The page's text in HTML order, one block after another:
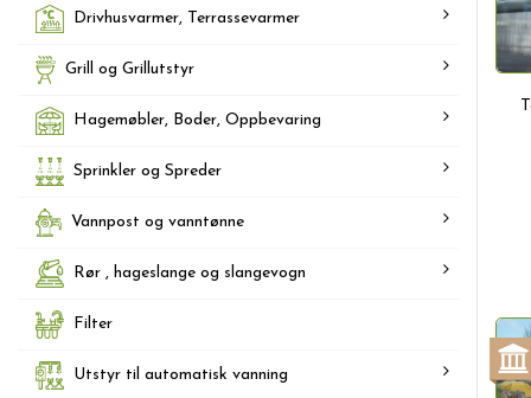
Drivhusvarmer, Terrassevarmer
Grill og Grillutstyr
Hagemøbler, Boder, Oppbevaring
Sprinkler og Spreder
Vannpost og vanntønne
Rør , hageslange og slangevogn
Filter
Utstyr til automatisk vanning